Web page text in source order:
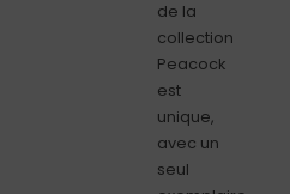
de la
collection
Peacock
est
unique,
avec un
seul